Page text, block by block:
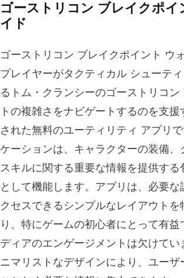
ゴーストリコン ブレイクポイ
イド
ゴーストリコン ブレイクポイント ウ
プレイヤーがタクティカル シューテ
るトム・クランシーのゴーストリコン
トの複雑さをナビゲートするのを支
された無料のユーティリティ アプリ
ケーションは、キャラクターの装備、
スキルに関する重要な情報を提供する
として機能します。アプリは、必要な
クセスできるシンプルなレイアウトを
り、特にゲームの初心者にとって有益
ディアのエンゲージメントは欠けてい
ニマリストなデザインにより、ユーザ